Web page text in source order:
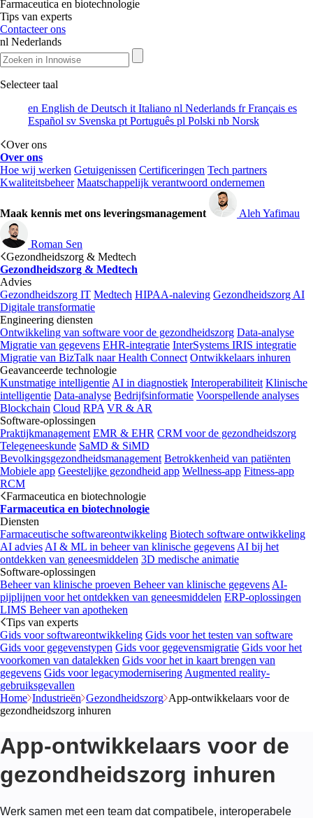
Farmaceutica en biotechnologie
Tips van experts
Contacteer ons
nl Nederlands
Selecteer taal
en English de Deutsch it Italiano nl Nederlands frFrançais es
Español sv Svenska pt Português pl Polski nb Norsk
Over ons
Over ons
Hoe wij werken Getuigenissen Certificeringen Tech partners
Kwaliteitsbeheer Maatschappelijk verantwoord ondernemen
Maak kennis met ons leveringsmanagement Aleh Yafimau
Roman Sen
Gezondheidszorg & Medtech
Gezondheidszorg & Medtech
Advies
Gezondheidszorg IT Medtech HIPAA-naleving Gezondheidszorg AI
Digitale transformatie
Engineering diensten
Ontwikkeling van software voor de gezondheidszorg Data-analyse
Migratie van gegevens EHR-integratie InterSystems IRIS integratie
Migratie van BizTalk naar Health Connect Ontwikkelaars inhuren
Geavanceerde technologie
Kunstmatige intelligentie AI in diagnostiek Interoperabiliteit Klinische
intelligentie Data-analyse Bedrijfsinformatie Voorspellende analyses
Blockchain Cloud RPA VR & AR
Software-oplossingen
Praktijkmanagement EMR & EHR CRM voor de gezondheidszorg
Telegeneeskunde SaMD & SiMD
Bevolkingsgezondheidsmanagement Betrokkenheid van patiënten
Mobiele app Geestelijke gezondheid app Wellness-app Fitness-app
RCM
Farmaceutica en biotechnologie
Farmaceutica en biotechnologie
Diensten
Farmaceutische softwareontwikkeling Biotech software ontwikkeling
AI advies AI & ML in beheer van klinische gegevens AI bij het
ontdekken van geneesmiddelen 3D medische animatie
Software-oplossingen
Beheer van klinische proeven Beheer van klinische gegevens AI-
pijplijnen voor het ontdekken van geneesmiddelen ERP-oplossingen
LIMS Beheer van apotheken
Tips van experts
Gids voor softwareontwikkeling Gids voor het testen van software
Gids voor gegevenstypen Gids voor gegevensmigratie Gids voor het
voorkomen van datalekken Gids voor het in kaart brengen van
gegevens Gids voor legacymodernisering Augmented reality-
gebruiksgevallen
Home Industrieën Gezondheidszorg App-ontwikkelaars voor de
gezondheidszorg inhuren
App-ontwikkelaars voor de
gezondheidszorg inhuren
Werk samen met een team dat compatibele, interoperabele